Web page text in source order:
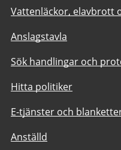
Vattenläckor, elavbrott
Anslagstavla
Sök handlingar och
Hitta politiker
E-tjänster och
Anställd